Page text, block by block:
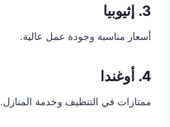
3. إثيوبيا
أسعار مناسبة وجودة عمل عالية.
4. أوغندا
ممتازات في التنظيف وخدمة المنازل.